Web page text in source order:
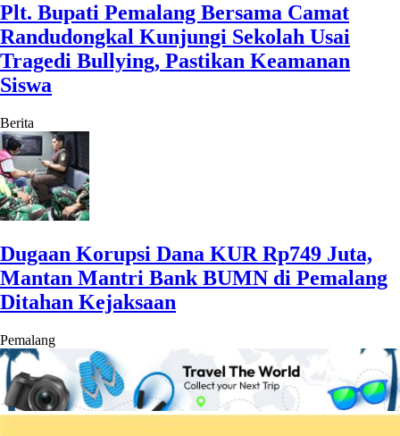
Plt. Bupati Pemalang Bersama Camat
Randudongkal Kunjungi Sekolah Usai
Tragedi Bullying, Pastikan Keamanan
Siswa
Berita
Dugaan Korupsi Dana KUR Rp749 Juta,
Mantan Mantri Bank BUMN di Pemalang
Ditahan Kejaksaan
Pemalang